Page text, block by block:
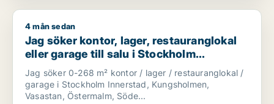
Jag söker kontor, lager, restauranglokal eller garage till
4 mån sedan
Jag söker kontor, lager, restauranglokal
eller garage till salu i Stockholm
Innerstad, Kungsholmen eller Vasastan
m.fl.
Jag söker 0-268 m² kontor / lager / restauranglokal /
garage i Stockholm Innerstad, Kungsholmen,
Vasastan, Östermalm, Söde...